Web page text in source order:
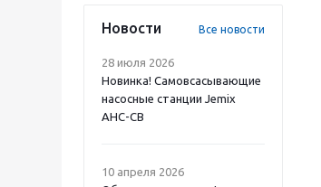
Новости Все новости
28 июля 2026
Новинка! Самовсасывающие
насосные станции Jemix
АНС-СВ
10 апреля 2026